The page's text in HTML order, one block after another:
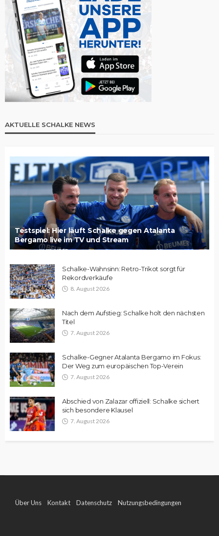
AKTUELLE SCHALKE NEWS
Testspiel: Hier läuft Schalke gegen Atalanta
Bergamo live im TV und Stream
Schalke-Wahnsinn: Retro-Trikot sorgt für
Rekordverkäufe
8. August 2026
Nach dem Aufstieg: Schalke holt den nächsten
Titel
7. August 2026
Schalke-Gegner Atalanta Bergamo im Fokus:
Der Weg zum europäischen Top-Verein
7. August 2026
Abschied von Zalazar offiziell: Schalke sichert
sich besondere Klausel
7. August 2026
Über Uns Kontakt Datenschutz Nutzungsbedingungen